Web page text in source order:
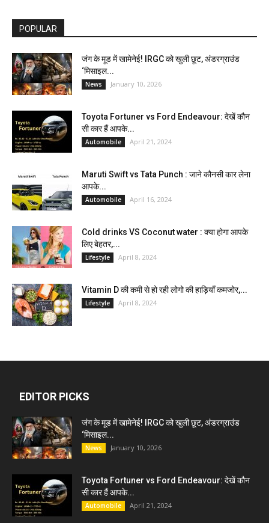
POPULAR
जंग के मूड में खामेनेई! IRGC को खुली छूट, अंडरग्राउंड
‘मिसाइल...
News January 10, 2026
Toyota Fortuner vs Ford Endeavour: देखें कौन
सी कार हैं आपके...
Automobile April 21, 2024
Maruti Swift vs Tata Punch : जाने कौनसी कार लेना
आपके...
Automobile April 16, 2024
Cold drinks VS Coconut water : क्या होगा आपके
लिए बेहतर,...
Lifestyle April 8, 2024
Vitamin D की कमी से हो रही लोगो की हाड़ियाँ कमजोर,...
Lifestyle April 8, 2024
EDITOR PICKS
जंग के मूड में खामेनेई! IRGC को खुली छूट, अंडरग्राउंड
‘मिसाइल...
News January 10, 2026
Toyota Fortuner vs Ford Endeavour: देखें कौन
सी कार हैं आपके...
Automobile April 21, 2024